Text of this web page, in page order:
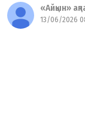
«Айқын»
13/06/2026